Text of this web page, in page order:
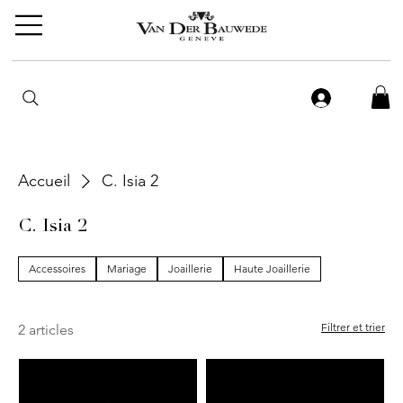
Accueil C. Isia 2
C. Isia 2
Accessoires Mariage Joaillerie Haute Joaillerie
2 articles Filtrer et trier